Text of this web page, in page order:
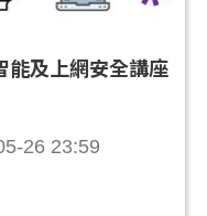
能及上網安全講座
26 23:59